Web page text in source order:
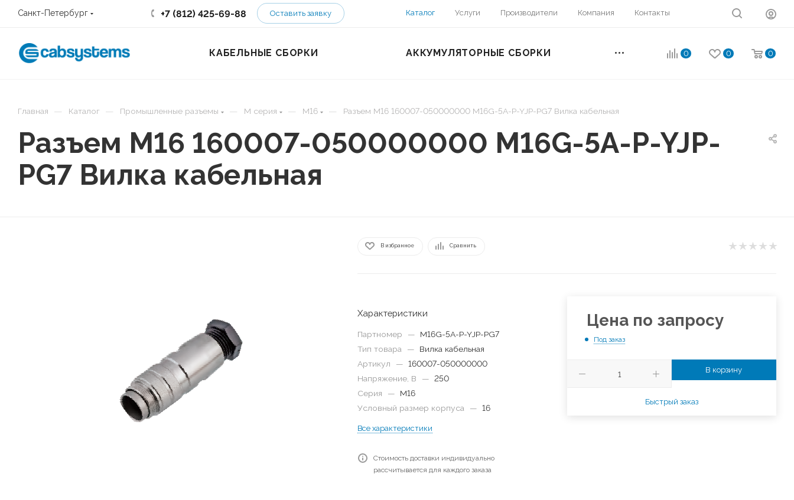
Санкт-Петербург +7 (812) 425-69-88 Оставить заявку Каталог Услуги Производители Компания Контакты
0 0 0
КАБЕЛЬНЫЕ СБОРКИ АККУМУЛЯТОРНЫЕ СБОРКИ
Главная — Каталог — Промышленные разъемы — М серия — M16 — Разъем M16 160007-050000000 M16G-5A-P-YJP-PG7 Вилка кабельная
Разъем M16 160007-050000000 M16G-5A-P-YJP-
PG7 Вилка кабельная
В избранное Сравнить
Характеристики
Партномер —
M16G-5A-P-YJP-PG7
Тип товара
—
Вилка кабельная
Артикул
— 160007-050000000
Напряжение, В
— 250
Серия
—
M16
Условный размер корпуса
— 16
Все характеристики
Стоимость доставки индивидуально
рассчитывается для каждого заказа
Цена по запросу
Под заказ
В корзину
Быстрый заказ